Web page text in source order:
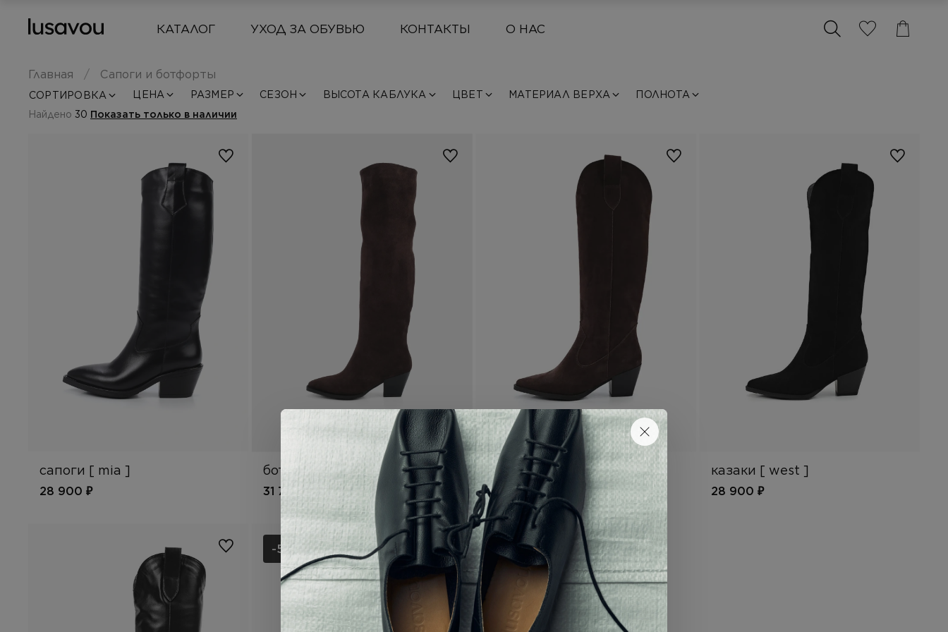
КАТАЛОГ УХОД ЗА ОБУВЬЮ КОНТАКТЫ О НАС
Главная Сапоги и ботфорты
СОРТИРОВКА ЦЕНА РАЗМЕР СЕЗОН ВЫСОТА КАБЛУКА ЦВЕТ МАТЕРИАЛ ВЕРХА
ПОЛНОТА
Найдено 30 Показать только в наличии
сапоги [ mia ]
28 900 ₽
ботфорты [ amore ]
31 700 ₽
казаки [ west ]
28 900 ₽
казаки [ west ]
28 900 ₽
-50%